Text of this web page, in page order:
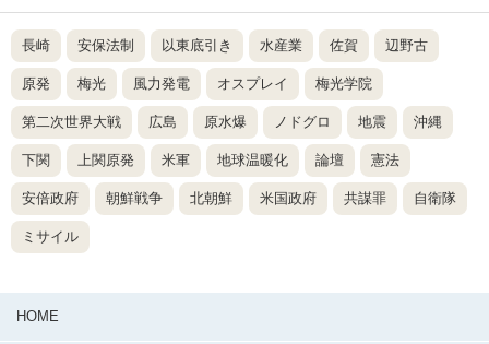
長崎 安保法制 以東底引き 水産業 佐賀 辺野古
原発 梅光 風力発電 オスプレイ 梅光学院
第二次世界大戦 広島 原水爆 ノドグロ 地震 沖縄
下関 上関原発 米軍 地球温暖化 論壇 憲法
安倍政府 朝鮮戦争 北朝鮮 米国政府 共謀罪 自衛隊
ミサイル
HOME